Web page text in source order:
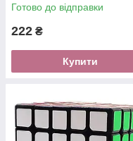
Готово до відправки
222 ₴
Купити